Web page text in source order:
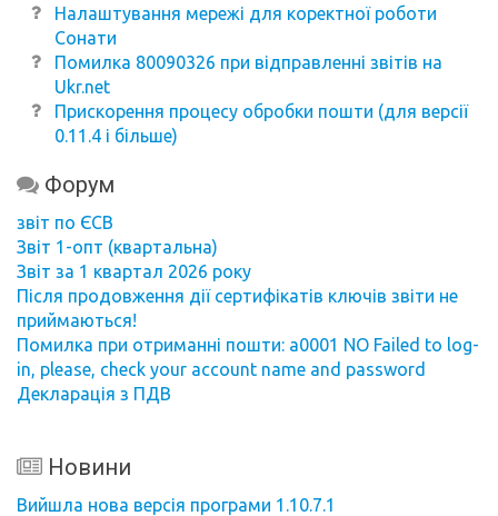
Налаштування мережі для коректної роботи
Сонати
Помилка 80090326 при відправленні звітів на
Ukr.net
Прискорення процесу обробки пошти (для версії
0.11.4 і більше)
Форум
звіт по ЄСВ
Звіт 1-опт (квартальна)
Звіт за 1 квартал 2026 року
Після продовження дії сертифікатів ключів звіти не
приймаються!
Помилка при отриманні пошти: a0001 NO Failed to log-
in, please, check your account name and password
Декларація з ПДВ
Новини
Вийшла нова версія програми 1.10.7.1